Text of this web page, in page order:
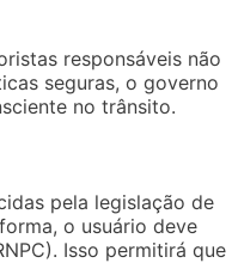
responsáveis não
seguras, o governo
no trânsito.
pela legislação de
o usuário deve
Isso permitirá que